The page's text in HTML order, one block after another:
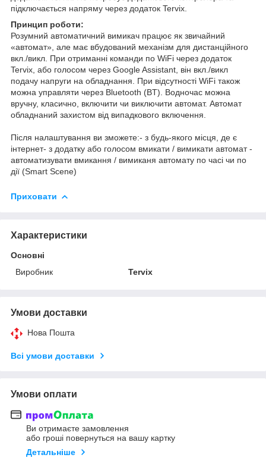
підключається напряму через додаток Tervix.
Принцип роботи:
Розумний автоматичний вимикач працює як звичайний
«автомат», але має вбудований механізм для дистанційного
вкл./викл. При отриманні команди по WiFi через додаток
Tervix, або голосом через Google Assistant, він вкл./викл
подачу напруги на обладнання. При відсутності WiFi також
можна управляти через Bluetooth (BT). Водночас можна
вручну, класично, включити чи виключити автомат. Автомат
обладнаний захистом від випадкового включення.
Після налаштування ви зможете:- з будь-якого місця, де є
інтернет- з додатку або голосом вмикати / вимикати автомат -
автоматизувати вмикання / вимиканя автомату по часі чи по
дії (Smart Scene)
Приховати
Характеристики
Основні
Виробник
Tervix
Умови доставки
Нова Пошта
Всі умови доставки
Умови оплати
Ви отримаєте замовлення
або гроші повернуться на вашу картку
Детальніше